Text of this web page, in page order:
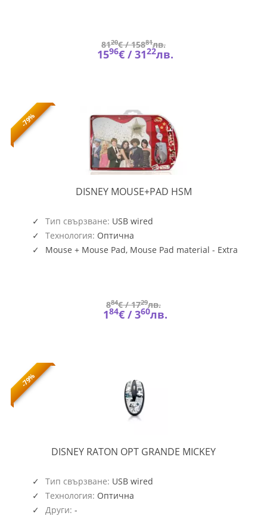
8120€ /15881лв.
1596€ /3122лв.
-79%
DISNEY MOUSE+PAD HSMMOUSE+PAD
Тип свързване: USB wired
Технология: Оптична
Mouse + Mouse Pad, Mouse Pad material - Extra
884€ /1729лв.
184€ /360лв.
-79%
DISNEY RATON OPT GRANDE MICKEYRATON
Тип свързване: USB wired
Технология: Оптична
Други: -